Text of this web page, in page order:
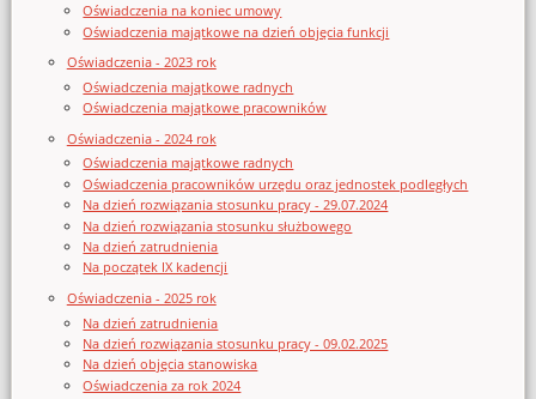
Oświadczenia na koniec umowy
Oświadczenia majątkowe na dzień objęcia funkcji
Oświadczenia - 2023 rok
Oświadczenia majątkowe radnych
Oświadczenia majątkowe pracowników
Oświadczenia - 2024 rok
Oświadczenia majątkowe radnych
Oświadczenia pracowników urzędu oraz jednostek podległych
Na dzień rozwiązania stosunku pracy - 29.07.2024
Na dzień rozwiązania stosunku służbowego
Na dzień zatrudnienia
Na początek IX kadencji
Oświadczenia - 2025 rok
Na dzień zatrudnienia
Na dzień rozwiązania stosunku pracy - 09.02.2025
Na dzień objęcia stanowiska
Oświadczenia za rok 2024